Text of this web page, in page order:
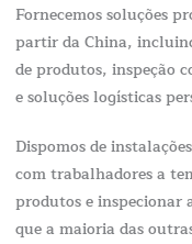
Fornecemos soluções
partir da China,
de produtos, inspeção
e soluções logísticas
Dispomos de
com trabalhadores a
produtos e inspecionar
que a maioria das